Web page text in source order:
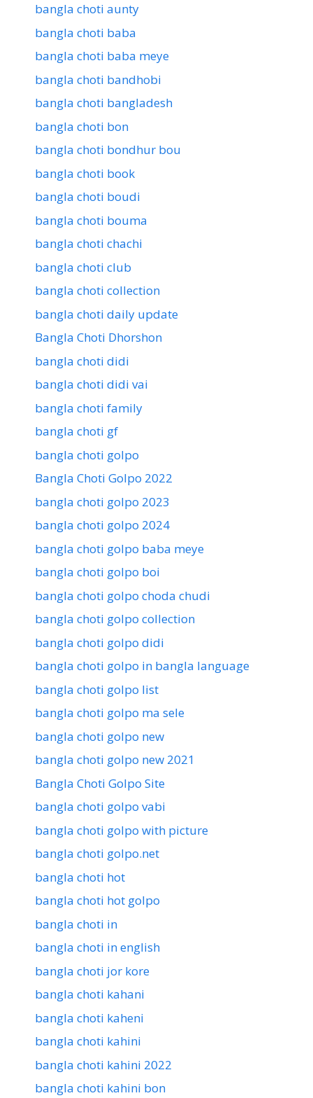
bangla choti aunty
bangla choti baba
bangla choti baba meye
bangla choti bandhobi
bangla choti bangladesh
bangla choti bon
bangla choti bondhur bou
bangla choti book
bangla choti boudi
bangla choti bouma
bangla choti chachi
bangla choti club
bangla choti collection
bangla choti daily update
Bangla Choti Dhorshon
bangla choti didi
bangla choti didi vai
bangla choti family
bangla choti gf
bangla choti golpo
Bangla Choti Golpo 2022
bangla choti golpo 2023
bangla choti golpo 2024
bangla choti golpo baba meye
bangla choti golpo boi
bangla choti golpo choda chudi
bangla choti golpo collection
bangla choti golpo didi
bangla choti golpo in bangla language
bangla choti golpo list
bangla choti golpo ma sele
bangla choti golpo new
bangla choti golpo new 2021
Bangla Choti Golpo Site
bangla choti golpo vabi
bangla choti golpo with picture
bangla choti golpo.net
bangla choti hot
bangla choti hot golpo
bangla choti in
bangla choti in english
bangla choti jor kore
bangla choti kahani
bangla choti kaheni
bangla choti kahini
bangla choti kahini 2022
bangla choti kahini bon